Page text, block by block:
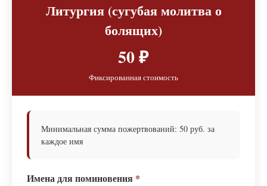
Литургия (сугубая молитва о
болящих)
50 ₽
Фиксированная стоимость
Минимальная сумма пожертвований: 50 руб. за
каждое имя
Имена для поминовения *